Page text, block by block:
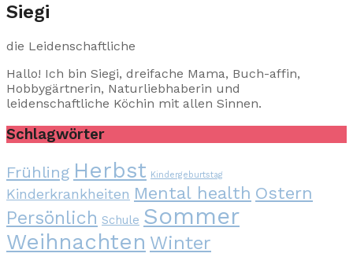
Siegi
die Leidenschaftliche
Hallo! Ich bin Siegi, dreifache Mama, Buch-affin,
Hobbygärtnerin, Naturliebhaberin und
leidenschaftliche Köchin mit allen Sinnen.
Schlagwörter
Frühling Herbst Kindergeburtstag
Kinderkrankheiten Mental health Ostern
Persönlich Schule Sommer
Weihnachten Winter